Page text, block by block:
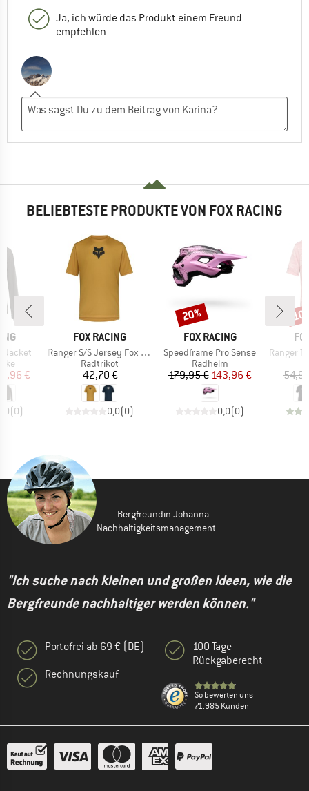
Ja, ich würde das Produkt einem Freund
empfehlen
BELIEBTESTE PRODUKTE VON FOX RACING
Jacket
Preis
€
(0)
MARKE
FOX RACING
Artikel
Ranger S/S Jersey Fox Head
Produktgruppe
Radtrikot
Preis
42,70 €
0,0(0)
MARKE
FOX RACING
Artikel
Speedframe Pro Sense
Produktgruppe
Radhelm
Preis
179,95 €reduzierter Preis
143,96 €
0,0(0)
Rabatt
20%
Artikel
Ranger
Bergfreundin Johanna -
Nachhaltigkeitsmanagement
"Ich suche nach kleinen und großen Ideen, wie die
Bergfreunde nachhaltiger werden können."
Portofrei ab 69 € (DE)
Rechnungskauf
100 Tage
Rückgaberecht
So bewerten uns
71.985 Kunden